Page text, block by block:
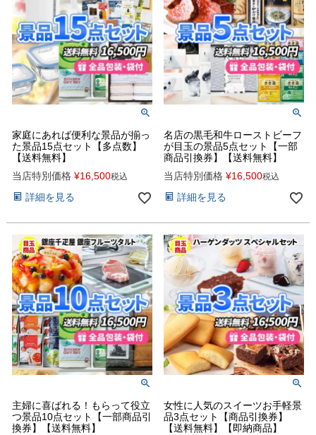
家庭にあれば便利な景品が揃っ
た景品15点セット【多点数】
【送料無料】
当店特別価格 ¥16,500税込
詳細を見る
名店の黒毛和牛ローストビーフ
が目玉の景品5点セット【一部
商品引換券】【送料無料】
当店特別価格 ¥16,500税込
詳細を見る
主婦に喜ばれる！もらって役立
つ景品10点セット【一部商品引
換券】【送料無料】
女性に人気のスイーツお手軽景
品3点セット【商品引換券】
【送料無料】【即納商品】